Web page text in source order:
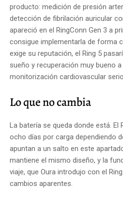
producto: medición de presión
detección de fibrilación auricular
apareció en el RingConn Gen 3 a
consigue implementarla de forma
exige su reputación, el Ring 5
sueño y recuperación muy bueno
monitorización cardiovascular
Lo que no cambia
La batería se queda donde está.
ocho días por carga dependiendo
apuntan a un salto en este
mantiene el mismo diseño, y la
viaje, que Oura introdujo con el
cambios aparentes.